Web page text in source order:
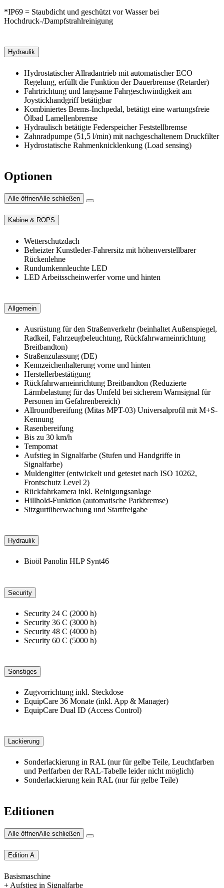
*IP69 = Staubdicht und geschützt vor Wasser bei
Hochdruck-/Dampfstrahlreinigung
Hydraulik
Hydrostatischer Allradantrieb mit automatischer ECO
Regelung, erfüllt die Funktion der Dauerbremse (Retarder)
Fahrtrichtung und langsame Fahrgeschwindigkeit am
Joystickhandgriff betätigbar
Kombiniertes Brems-Inchpedal, betätigt eine wartungsfreie
Ölbad Lamellenbremse
Hydraulisch betätigte Federspeicher Feststellbremse
Zahnradpumpe (51,5 l/min) mit nachgeschaltenem Druckfilter
Hydrostatische Rahmenknicklenkung (Load sensing)
Optionen
Alle öffnenAlle schließen
Kabine & ROPS
Wetterschutzdach
Beheizter Kunstleder-Fahrersitz mit höhenverstellbarer
Rückenlehne
Rundumkennleuchte LED
LED Arbeitsscheinwerfer vorne und hinten
Allgemein
Ausrüstung für den Straßenverkehr (beinhaltet Außenspiegel,
Radkeil, Fahrzeugbeleuchtung, Rückfahrwarneinrichtung
Breitbandton)
Straßenzulassung (DE)
Kennzeichenhalterung vorne und hinten
Herstellerbestätigung
Rückfahrwarneinrichtung Breitbandton (Reduzierte
Lärmbelastung für das Umfeld bei sicherem Warnsignal für
Personen im Gefahrenbereich)
Allroundbereifung (Mitas MPT-03) Universalprofil mit M+S-
Kennung
Rasenbereifung
Bis zu 30 km/h
Tempomat
Aufstieg in Signalfarbe (Stufen und Handgriffe in
Signalfarbe)
Muldengitter (entwickelt und getestet nach ISO 10262,
Frontschutz Level 2)
Rückfahrkamera inkl. Reinigungsanlage
Hillhold-Funktion (automatische Parkbremse)
Sitzgurtüberwachung und Startfreigabe
Hydraulik
Bioöl Panolin HLP Synt46
Security
Security 24 C (2000 h)
Security 36 C (3000 h)
Security 48 C (4000 h)
Security 60 C (5000 h)
Sonstiges
Zugvorrichtung inkl. Steckdose
EquipCare 36 Monate (inkl. App & Manager)
EquipCare Dual ID (Access Control)
Lackierung
Sonderlackierung in RAL (nur für gelbe Teile, Leuchtfarben
und Perlfarben der RAL-Tabelle leider nicht möglich)
Sonderlackierung kein RAL (nur für gelbe Teile)
Editionen
Alle öffnenAlle schließen
Edition A
Basismaschine
+ Aufstieg in Signalfarbe